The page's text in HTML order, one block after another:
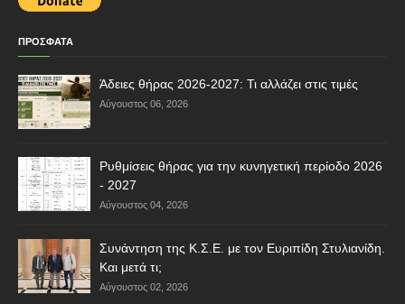
ΠΡΟΣΦΑΤΑ
Άδειες θήρας 2026-2027: Τι αλλάζει στις τιμές
Αύγουστος 06, 2026
Ρυθμίσεις θήρας για την κυνηγετική περίοδο 2026
- 2027
Αύγουστος 04, 2026
Συνάντηση της Κ.Σ.Ε. με τον Ευριπίδη Στυλιανίδη.
Και μετά τι;
Αύγουστος 02, 2026